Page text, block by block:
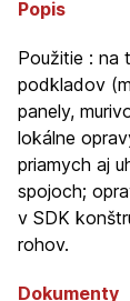
Popis
Použitie : na
podkladov
panely,
lokálne
priamych aj
spojoch;
v SDK
rohov.
Dokumenty